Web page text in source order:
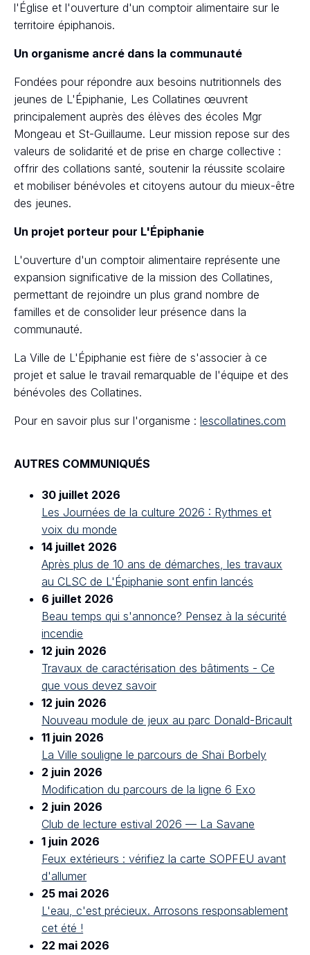
l'Église et l'ouverture d'un comptoir alimentaire sur le
territoire épiphanois.
Un organisme ancré dans la communauté
Fondées pour répondre aux besoins nutritionnels des
jeunes de L'Épiphanie, Les Collatines œuvrent
principalement auprès des élèves des écoles Mgr
Mongeau et St-Guillaume. Leur mission repose sur des
valeurs de solidarité et de prise en charge collective :
offrir des collations santé, soutenir la réussite scolaire
et mobiliser bénévoles et citoyens autour du mieux-être
des jeunes.
Un projet porteur pour L'Épiphanie
L'ouverture d'un comptoir alimentaire représente une
expansion significative de la mission des Collatines,
permettant de rejoindre un plus grand nombre de
familles et de consolider leur présence dans la
communauté.
La Ville de L'Épiphanie est fière de s'associer à ce
projet et salue le travail remarquable de l'équipe et des
bénévoles des Collatines.
Pour en savoir plus sur l'organisme :lescollatines.com
AUTRES COMMUNIQUÉS
30 juillet 2026
Les Journées de la culture 2026 : Rythmes et
voix du monde
14 juillet 2026
Après plus de 10 ans de démarches, les travaux
au CLSC de L'Épiphanie sont enfin lancés
6 juillet 2026
Beau temps qui s'annonce? Pensez à la sécurité
incendie
12 juin 2026
Travaux de caractérisation des bâtiments - Ce
que vous devez savoir
12 juin 2026
Nouveau module de jeux au parc Donald-Bricault
11 juin 2026
La Ville souligne le parcours de Shaï Borbely
2 juin 2026
Modification du parcours de la ligne 6 Exo
2 juin 2026
Club de lecture estival 2026 — La Savane
1 juin 2026
Feux extérieurs : vérifiez la carte SOPFEU avant
d'allumer
25 mai 2026
L'eau, c'est précieux. Arrosons responsablement
cet été !
22 mai 2026